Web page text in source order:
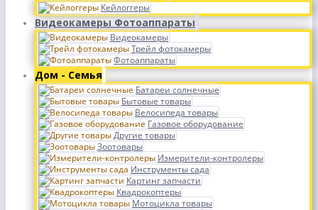
Кейлоггеры
Видеокамеры Фотоаппараты
Видеокамеры
Трейл фотокамеры
Фотоаппараты
Дом - Семья
Батареи солнечные
Бытовые товары
Велосипеда товары
Газовое оборудование
Другие товары
Зоотовары
Измерители-контролеры
Инструменты сада
Картинг запчасти
Квадрокоптеры
Мотоцикла товары